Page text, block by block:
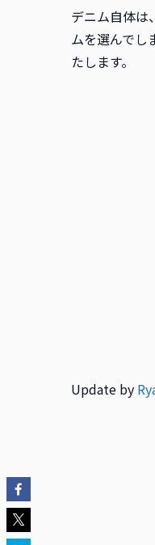
デニム自体は
ムを選んでし
たします。
Update by